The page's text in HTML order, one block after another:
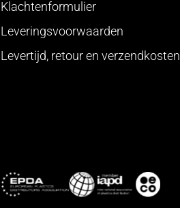
Klachtenformulier
Leveringsvoorwaarden
Levertijd, retour en verzendkosten